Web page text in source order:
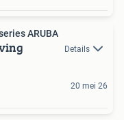
ARUBA
Details
20 mei 26